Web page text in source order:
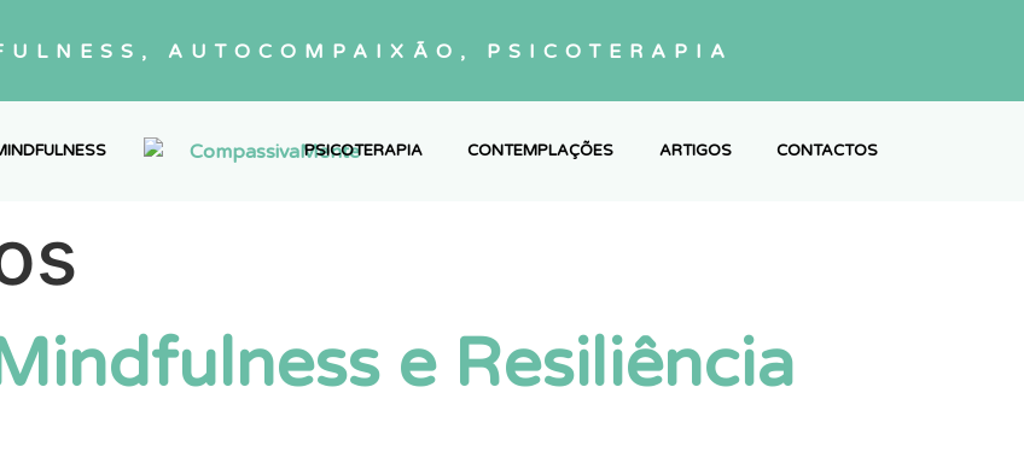
AUTOCOMPAIXÃO, PSICOTERAPIA
PSICOTERAPIA CONTEMPLAÇÕES ARTIGOS CONTACTOS
e Resiliência